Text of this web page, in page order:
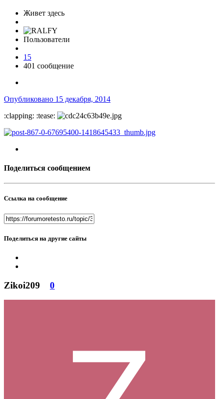
Живет здесь
Пользователи
15
401 сообщение
Опубликовано 15 декабря, 2014
:clapping: :tease:
Поделиться сообщением
Ссылка на сообщение
Поделиться на другие сайты
Zikoi209 0